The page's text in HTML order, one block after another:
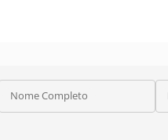
Nome Completo